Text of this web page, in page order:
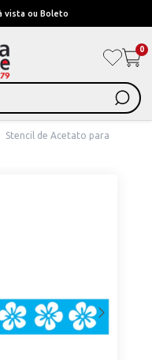
ate 12x com juros
0
Stencil de Acetato para